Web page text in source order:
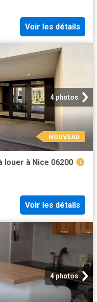
Voir les détails
4 photos
NOUVEAU
louer à Nice 06200
Voir les détails
4 photos